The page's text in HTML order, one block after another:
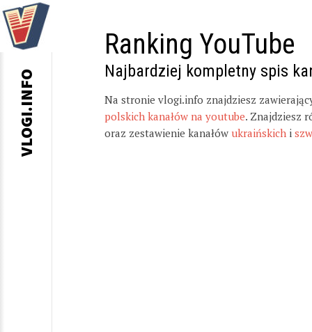
Ranking YouTube
Najbardziej kompletny spis
Na stronie vlogi.info znajdziesz
polskich kanałów na youtube. Znajdziesz
oraz zestawienie kanałów ukraińskich i
VLOGI.INFO